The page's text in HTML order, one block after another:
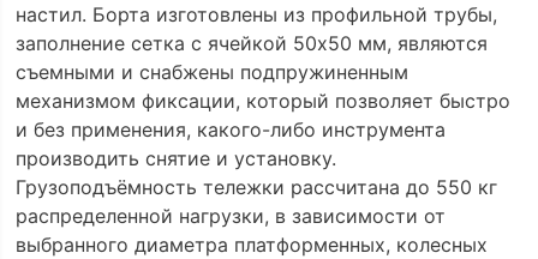
настил. Борта изготовлены из профильной трубы,
заполнение сетка с ячейкой 50х50 мм, являются
съемными и снабжены подпружиненным
механизмом фиксации, который позволяет быстро
и без применения, какого-либо инструмента
производить снятие и установку.
Грузоподъёмность тележки рассчитана до 550 кг
распределенной нагрузки, в зависимости от
выбранного диаметра платформенных, колесных